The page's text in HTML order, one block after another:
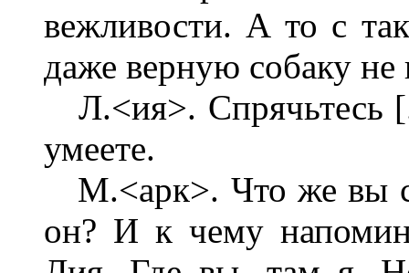
вежливости. А то с
даже верную собаку не
Л.<ия>. Спрячьтесь
умеете.
М.<арк>. Что же вы
он? И к чему